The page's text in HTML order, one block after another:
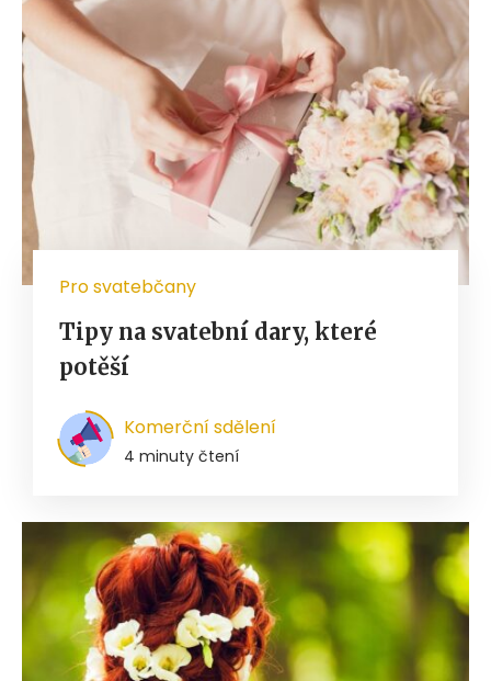
Pro svatebčany
Tipy na svatební dary, které
potěší
Komerční sdělení
4 minuty čtení